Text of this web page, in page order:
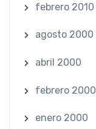
febrero 2010
agosto 2000
abril 2000
febrero 2000
enero 2000